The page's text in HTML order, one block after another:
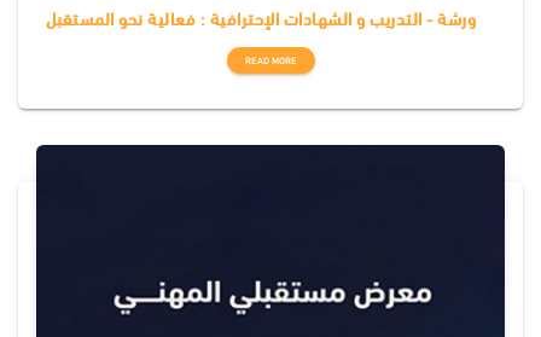
ورشة - التدريب و الشهادات الإحترافية : فعالية نحو المستقبل
READ MORE